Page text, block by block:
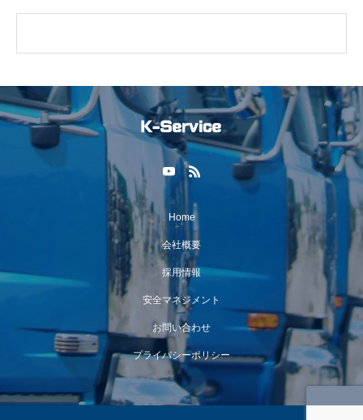
Home
会社概要
採用情報
安全マネジメント
お問い合わせ
プライバシーポリシー